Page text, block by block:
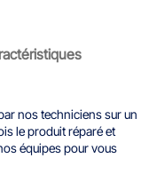
nos techniciens sur un
le produit réparé et
équipes pour vous